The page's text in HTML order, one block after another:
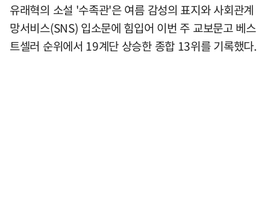
유래혁의 소설 '수족관'은 여름 감성의 표지와 사회관계
망서비스(SNS) 입소문에 힘입어 이번 주 교보문고 베스
트셀러 순위에서 19계단 상승한 종합 13위를 기록했다.